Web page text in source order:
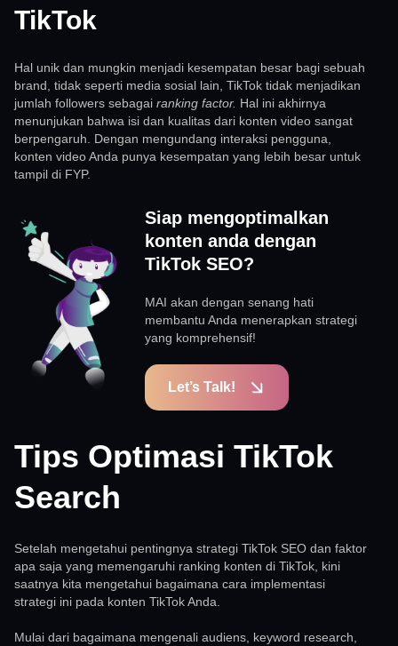
TikTok
Hal unik dan mungkin menjadi kesempatan besar bagi sebuah
brand, tidak seperti media sosial lain, TikTok tidak menjadikan
jumlah followers sebagai ranking factor. Hal ini akhirnya
menunjukan bahwa isi dan kualitas dari konten video sangat
berpengaruh. Dengan mengundang interaksi pengguna,
konten video Anda punya kesempatan yang lebih besar untuk
tampil di FYP.
Siap mengoptimalkan
konten anda dengan
TikTok SEO?
MAI akan dengan senang hati
membantu Anda menerapkan strategi
yang komprehensif!
Let’s Talk!
Tips Optimasi TikTok
Search
Setelah mengetahui pentingnya strategi TikTok SEO dan faktor
apa saja yang memengaruhi ranking konten di TikTok, kini
saatnya kita mengetahui bagaimana cara implementasi
strategi ini pada konten TikTok Anda.
Mulai dari bagaimana mengenali audiens, keyword research,